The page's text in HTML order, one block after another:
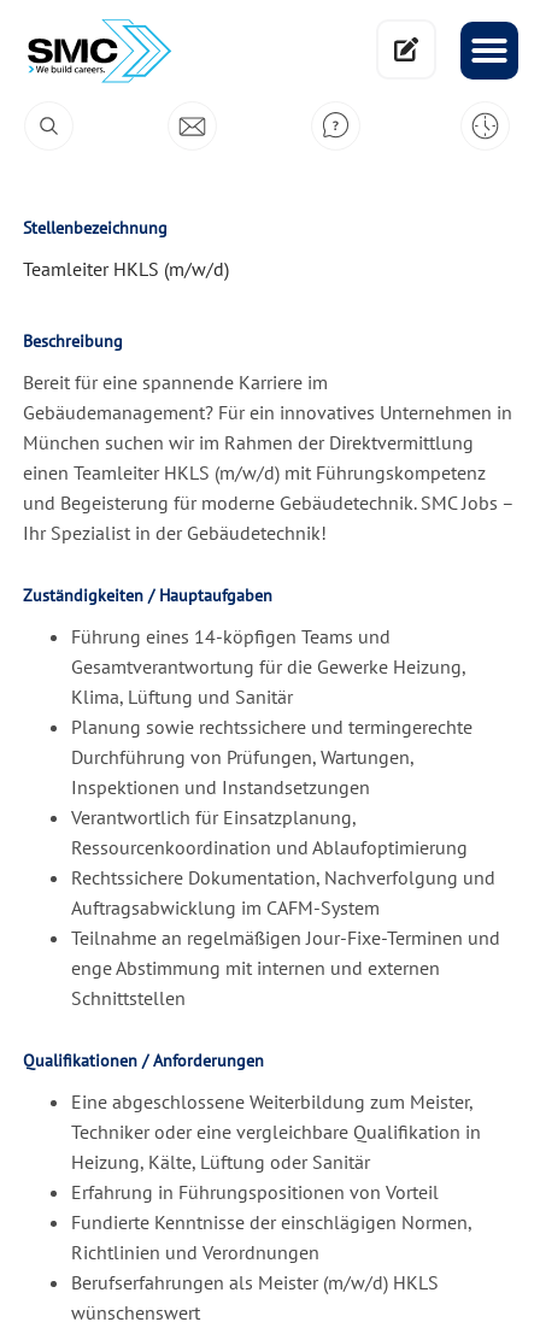
Stellenbezeichnung
Teamleiter HKLS (m/w/d)
Beschreibung
Bereit für eine spannende Karriere im
Gebäudemanagement? Für ein innovatives Unternehmen in
München suchen wir im Rahmen der Direktvermittlung
einen Teamleiter HKLS (m/w/d) mit Führungskompetenz
und Begeisterung für moderne Gebäudetechnik. SMC Jobs –
Ihr Spezialist in der Gebäudetechnik!
Zuständigkeiten / Hauptaufgaben
Führung eines 14-köpfigen Teams und
Gesamtverantwortung für die Gewerke Heizung,
Klima, Lüftung und Sanitär
Planung sowie rechtssichere und termingerechte
Durchführung von Prüfungen, Wartungen,
Inspektionen und Instandsetzungen
Verantwortlich für Einsatzplanung,
Ressourcenkoordination und Ablaufoptimierung
Rechtssichere Dokumentation, Nachverfolgung und
Auftragsabwicklung im CAFM-System
Teilnahme an regelmäßigen Jour-Fixe-Terminen und
enge Abstimmung mit internen und externen
Schnittstellen
Qualifikationen / Anforderungen
Eine abgeschlossene Weiterbildung zum Meister,
Techniker oder eine vergleichbare Qualifikation in
Heizung, Kälte, Lüftung oder Sanitär
Erfahrung in Führungspositionen von Vorteil
Fundierte Kenntnisse der einschlägigen Normen,
Richtlinien und Verordnungen
Berufserfahrungen als Meister (m/w/d) HKLS
wünschenswert